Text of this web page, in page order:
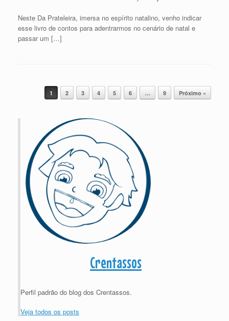
Neste Da Prateleira, imersa no espírito natalino, venho indicar
esse livro de contos para adentrarmos no cenário de natal e
passar um […]
Post navigation
1 2 3 4 5 6 … 9 Próximo »
Crentassos
Perfil padrão do blog dos Crentassos.
Veja todos os posts